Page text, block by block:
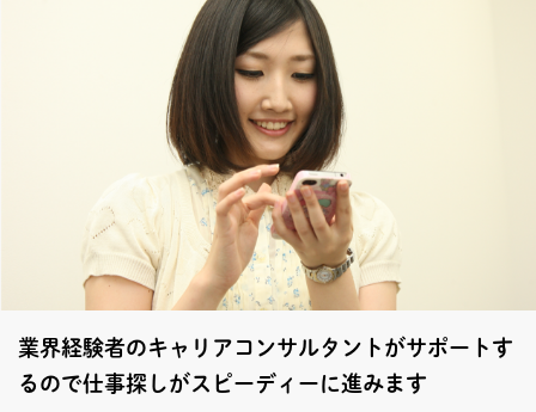
業界経験者のキャリアコンサルタントがサポートす
るので仕事探しがスピーディーに進みます